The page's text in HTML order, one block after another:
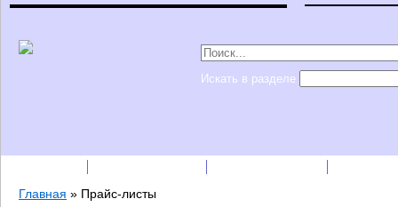
Искать в разделе
Главная » Прайс-листы